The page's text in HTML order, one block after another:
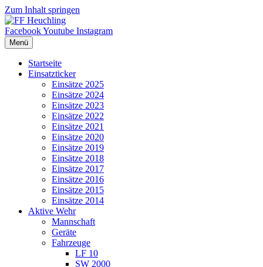
Zum Inhalt springen
FacebookYoutube Instagram
Menü
Startseite
Einsatzticker
Einsätze 2025
Einsätze 2024
Einsätze 2023
Einsätze 2022
Einsätze 2021
Einsätze 2020
Einsätze 2019
Einsätze 2018
Einsätze 2017
Einsätze 2016
Einsätze 2015
Einsätze 2014
Aktive Wehr
Mannschaft
Geräte
Fahrzeuge
LF 10
SW 2000